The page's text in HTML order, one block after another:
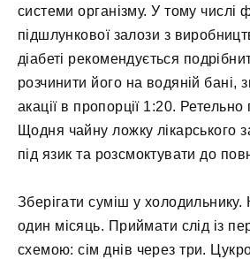
системи організму. У тому числі
підшлункової залози з
діабеті рекомендується
розчинити його на водяній бані,
акації в пропорції 1:20.
Щодня чайну ложку лікарського
під язик та розсмоктувати до
Зберігати суміш у холодильнику.
один місяць. Приймати слід із
схемою: сім днів через три.